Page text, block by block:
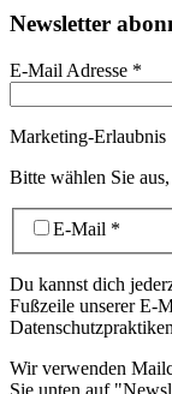
Newsletter
E-Mail Adresse *
Marketing-Erlaubnis
Bitte wählen Sie
E-Mail *
Du kannst dich
Fußzeile unserer E-
Wir verwenden